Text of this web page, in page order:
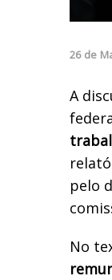
26 de
A
pelo
No